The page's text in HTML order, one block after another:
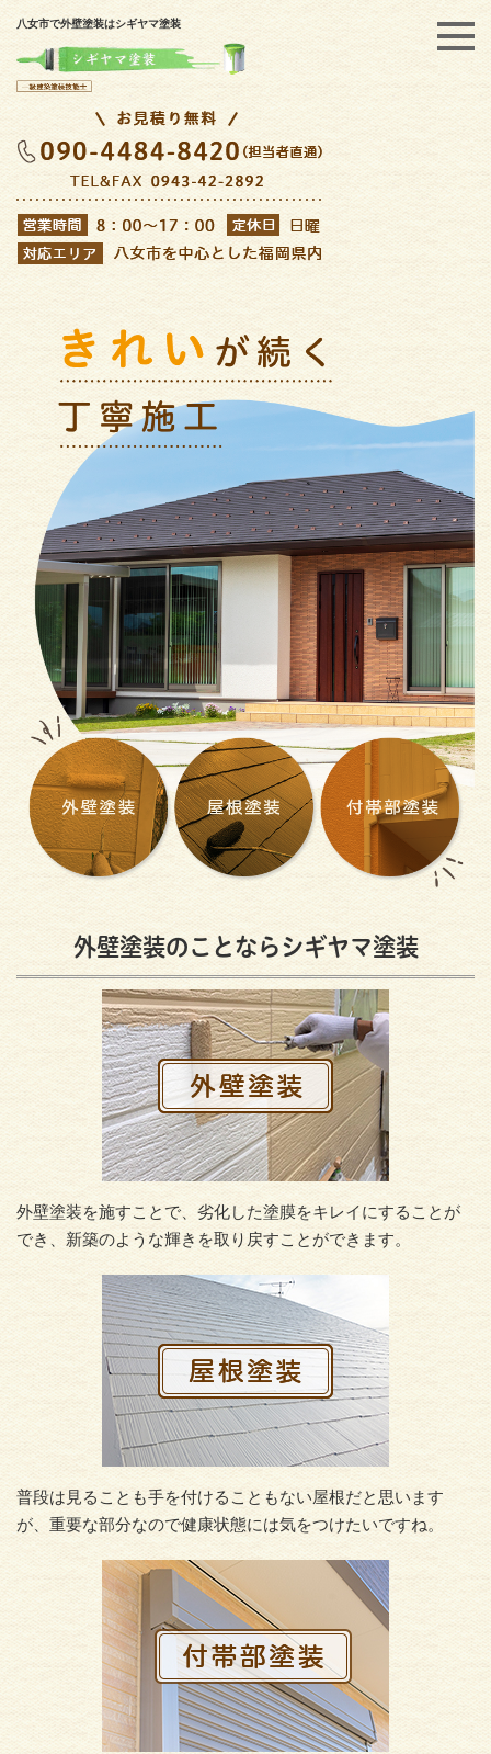
八女市で外壁塗装はシギヤマ塗装
外壁塗装のことならシギヤマ塗装
外壁塗装を施すことで、劣化した塗膜をキレイにすることが
でき、新築のような輝きを取り戻すことができます。
普段は見ることも手を付けることもない屋根だと思います
が、重要な部分なので健康状態には気をつけたいですね。